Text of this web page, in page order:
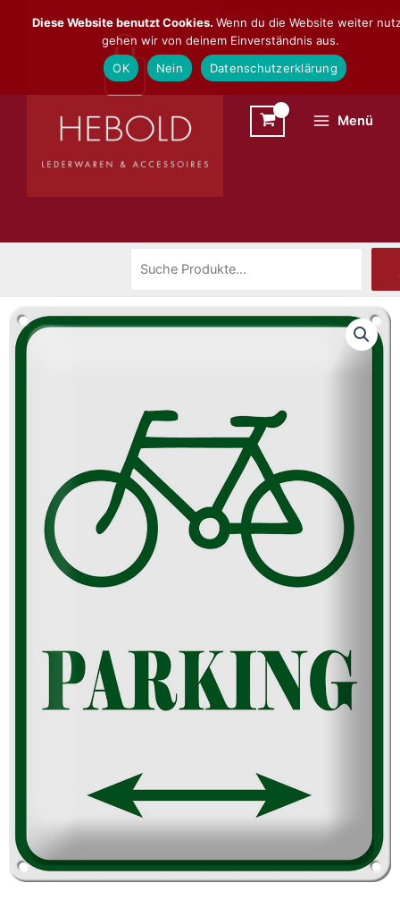
Inhalt
Menü
Diese Website benutzt Cookies. Wenn du die Website weiter
gehen wir von deinem Einverständnis aus.
OK
Nein Datenschutzerklärung